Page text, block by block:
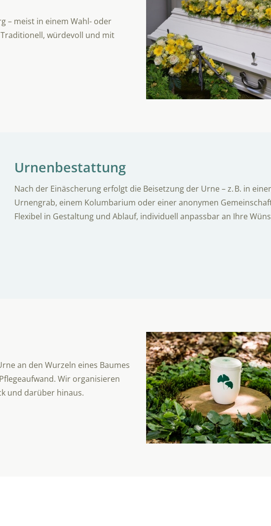
– meist in einem Wahl- oder
würdevoll und mit
Urnenbestattung
Nach der Einäscherung erfolgt die Beisetzung der Urne – z. B. in
Urnengrab, einem Kolumbarium oder einer anonymen
Flexibel in Gestaltung und Ablauf, individuell anpassbar an Ihre
an den Wurzeln eines Baumes
Wir organisieren
und darüber hinaus.